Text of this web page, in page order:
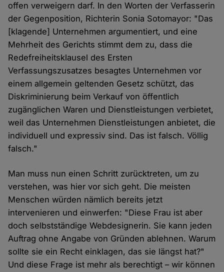
offen verweigern darf. In den Worten der Verfasserin
der Gegenposition, Richterin Sonia Sotomayor: "Das
[klagende] Unternehmen argumentiert, und eine
Mehrheit des Gerichts stimmt dem zu, dass die
Redefreiheitsklausel des Ersten
Verfassungszusatzes besagtes Unternehmen vor
einem allgemein geltenden Gesetz schützt, das
Diskriminierung beim Verkauf von öffentlich
zugänglichen Waren und Dienstleistungen verbietet,
weil das Unternehmen Dienstleistungen anbietet, die
individuell und expressiv sind. Das ist falsch. Völlig
falsch."
Man muss nun einen Schritt zurücktreten, um zu
verstehen, was hier vor sich geht. Die meisten
Menschen würden nämlich bereits jetzt
intervenieren und einwerfen: "Diese Frau ist aber
doch selbstständige Webdesignerin. Sie kann jeden
Auftrag ohne Angabe von Gründen ablehnen. Warum
sollte sie ein Recht einklagen, das sie längst hat?"
Und diese Frage ist mehr als berechtigt – wir können